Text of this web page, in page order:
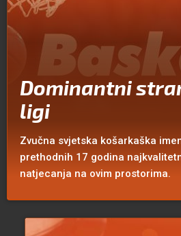
Dominantni
ligi
Zvučna svjetska košarkaška
prethodnih 17 godina
natjecanja na ovim prostorima.